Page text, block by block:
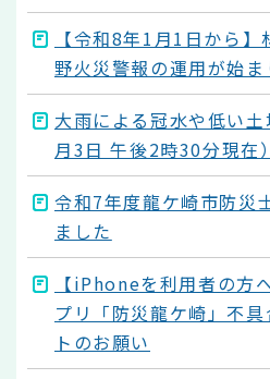
【令和8年1月1日から
野火災警報の運用が始ま
大雨による冠水や低い
月3日 午後2時30分現在）
令和7年度龍ケ崎市防災
ました
【iPhoneを利用者の方
プリ「防災龍ケ崎」不
トのお願い